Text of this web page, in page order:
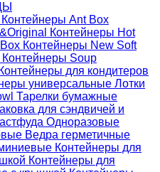
Контейнеры Ant Box
Контейнеры Hot
Контейнеры New Soft
Контейнеры Soup
Контейнеры для кондитеров
универсальные Лотки
Тарелки бумажные
для сэндвичей и
Одноразовые
Ведра герметичные
Контейнеры для
Контейнеры для